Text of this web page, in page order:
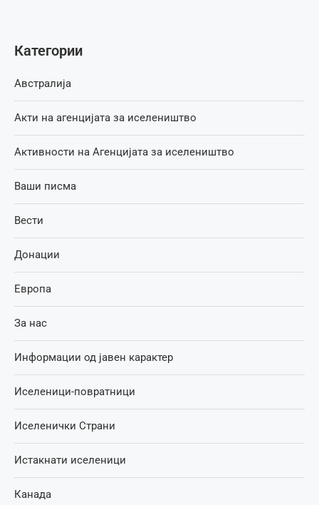
Категории
Австралија
Акти на агенцијата за иселеништво
Активности на Агенцијата за иселеништво
Ваши писма
Вести
Донации
Европа
За нас
Информации од јавен карактер
Иселеници-повратници
Иселенички Страни
Истакнати иселеници
Канада